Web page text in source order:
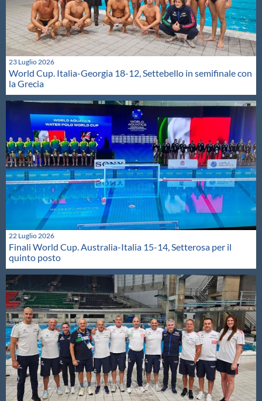
23 Luglio 2026
World Cup. Italia-Georgia 18-12, Settebello in semifinale con
la Grecia
22 Luglio 2026
Finali World Cup. Australia-Italia 15-14, Setterosa per il
quinto posto